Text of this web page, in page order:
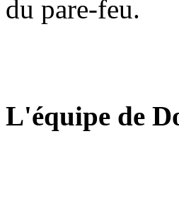
du pare-feu.
L'équipe de